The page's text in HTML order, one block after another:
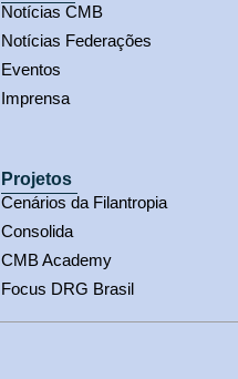
Notícias CMB
Notícias Federações
Eventos
Imprensa
Projetos
Cenários da Filantropia
Consolida
CMB Academy
Focus DRG Brasil